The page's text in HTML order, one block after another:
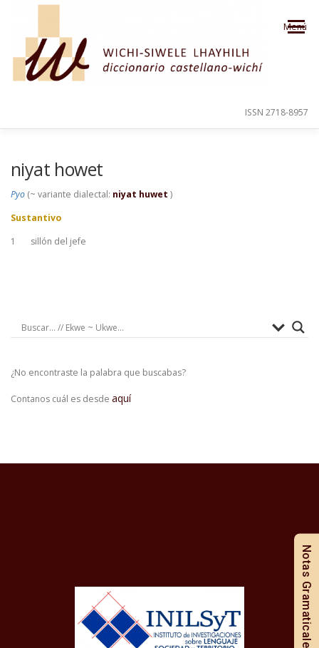
Saltar al contenido
Menú
ISSN 2718-8957
niyat howet
Pyo (~ variante dialectal: niyat huwet )
Sustantivo
1
sillón del jefe
¿No encontraste la palabra que buscabas?
Contanos cuál es desde aquí
Notas Gramaticales